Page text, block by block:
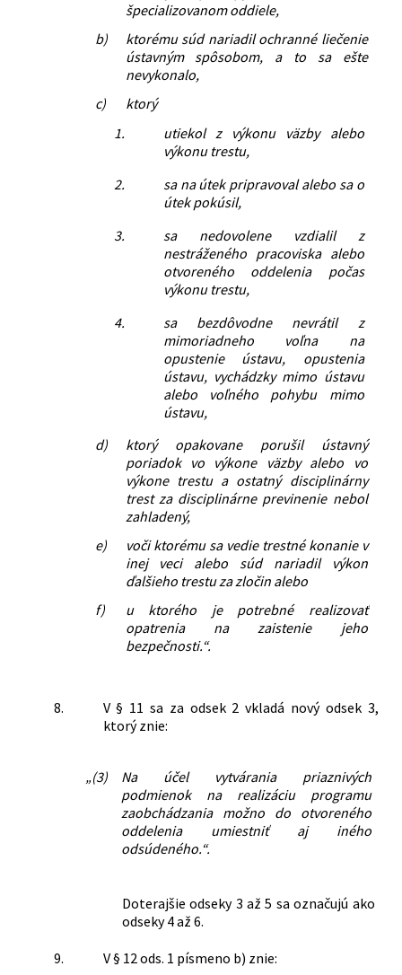
špecializovanom oddiele,
b)
ktorému súd nariadil ochranné liečenie
ústavným spôsobom, a to sa ešte
nevykonalo,
c)
ktorý
1.
utiekol z výkonu väzby alebo
výkonu trestu,
2.
sa na útek pripravoval alebo sa o
útek pokúsil,
3.
sa nedovolene vzdialil z
nestráženého pracoviska alebo
otvoreného oddelenia počas
výkonu trestu,
4.
sa bezdôvodne nevrátil z
mimoriadneho voľna na
opustenie ústavu, opustenia
ústavu, vychádzky mimo ústavu
alebo voľného pohybu mimo
ústavu,
d)
ktorý opakovane porušil ústavný
poriadok vo výkone väzby alebo vo
výkone trestu a ostatný disciplinárny
trest za disciplinárne previnenie nebol
zahladený,
e)
voči ktorému sa vedie trestné konanie v
inej veci alebo súd nariadil výkon
ďalšieho trestu za zločin alebo
f)
u ktorého je potrebné realizovať
opatrenia na zaistenie jeho
bezpečnosti.“.
8.
V § 11 sa za odsek 2 vkladá nový odsek 3,
ktorý znie:
„(3)
Na účel vytvárania priaznivých
podmienok na realizáciu programu
zaobchádzania možno do otvoreného
oddelenia umiestniť aj iného
odsúdeného.“.
Doterajšie odseky 3 až 5 sa označujú ako
odseky 4 až 6.
9. V § 12 ods. 1 písmeno b) znie: